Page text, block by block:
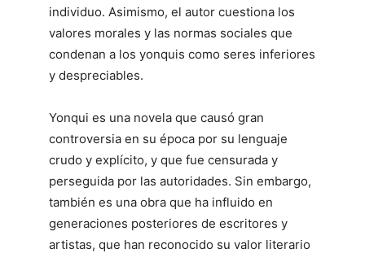
individuo. Asimismo, el autor cuestiona los
valores morales y las normas sociales que
condenan a los yonquis como seres inferiores
y despreciables.
Yonqui es una novela que causó gran
controversia en su época por su lenguaje
crudo y explícito, y que fue censurada y
perseguida por las autoridades. Sin embargo,
también es una obra que ha influido en
generaciones posteriores de escritores y
artistas, que han reconocido su valor literario